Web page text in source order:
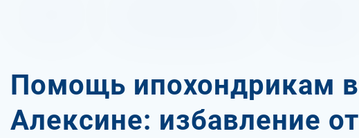
Помощь ипохондрикам в
Алексине: избавление от